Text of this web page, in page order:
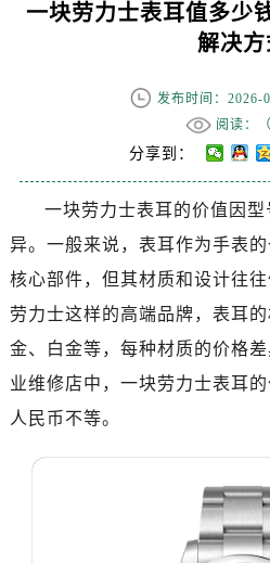
一块劳力士表耳值多少
解决方
发布时间：2026-
阅读：（
分享到：
一块劳力士表耳的价值因
异。一般来说，表耳作为手表
核心部件，但其材质和设计往
劳力士这样的高端品牌，表耳
金、白金等，每种材质的价格
业维修店中，一块劳力士表耳
人民币不等。